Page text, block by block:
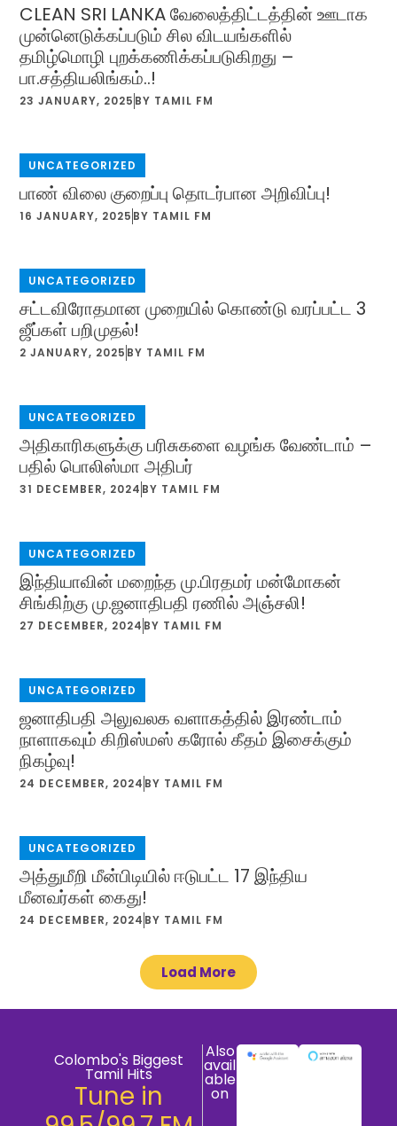
CLEAN SRI LANKA வேலைத்திட்டத்தின் ஊடாக
முன்னெடுக்கப்படும் சில விடயங்களில்
தமிழ்மொழி புறக்கணிக்கப்படுகிறது –
பா.சத்தியலிங்கம்..!
23 JANUARY, 2025 BY TAMIL FM
UNCATEGORIZED
பாண் விலை குறைப்பு தொடர்பான அறிவிப்பு!
16 JANUARY, 2025 BY TAMIL FM
UNCATEGORIZED
சட்டவிரோதமான முறையில் கொண்டு வரப்பட்ட 3
ஜீப்கள் பறிமுதல்!
2 JANUARY, 2025 BY TAMIL FM
UNCATEGORIZED
அதிகாரிகளுக்கு பரிசுகளை வழங்க வேண்டாம் –
பதில் பொலிஸ்மா அதிபர்
31 DECEMBER, 2024 BY TAMIL FM
UNCATEGORIZED
இந்தியாவின் மறைந்த மு.பிரதமர் மன்மோகன்
சிங்கிற்கு மு.ஜனாதிபதி ரணில் அஞ்சலி!
27 DECEMBER, 2024 BY TAMIL FM
UNCATEGORIZED
ஜனாதிபதி அலுவலக வளாகத்தில் இரண்டாம்
நாளாகவும் கிறிஸ்மஸ் கரோல் கீதம் இசைக்கும்
நிகழ்வு!
24 DECEMBER, 2024 BY TAMIL FM
UNCATEGORIZED
அத்துமீறி மீன்பிடியில் ஈடுபட்ட 17 இந்திய
மீனவர்கள் கைது!
24 DECEMBER, 2024 BY TAMIL FM
Load More
Colombo's Biggest
Tamil Hits
Tune in
Also
avail
able
on